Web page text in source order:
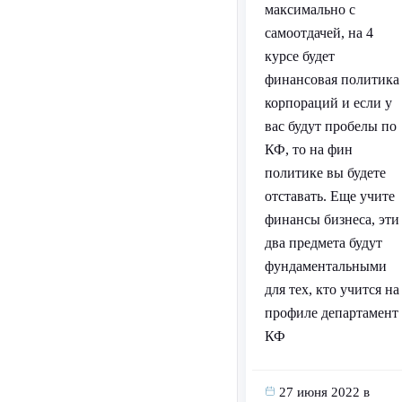
максимально с
самоотдачей, на 4
курсе будет
финансовая политика
корпораций и если у
вас будут пробелы по
КФ, то на фин
политике вы будете
отставать. Еще учите
финансы бизнеса, эти
два предмета будут
фундаментальными
для тех, кто учится на
профиле департамент
КФ
27 июня 2022 в